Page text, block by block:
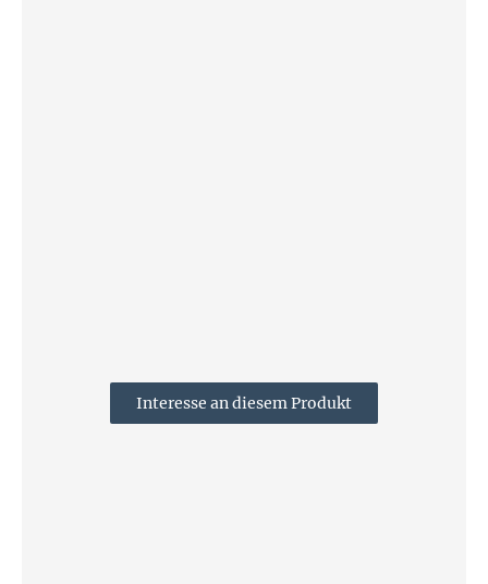
Interesse an diesem Produkt